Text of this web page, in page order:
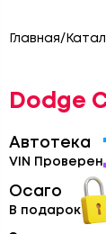
Главная/
Dodge
Автотека
VIN Проверен
Осаго
В подарок